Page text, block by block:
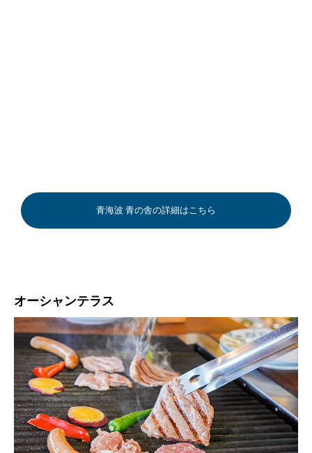
青海波 青の舎の詳細はこちら
オーシャンテラス